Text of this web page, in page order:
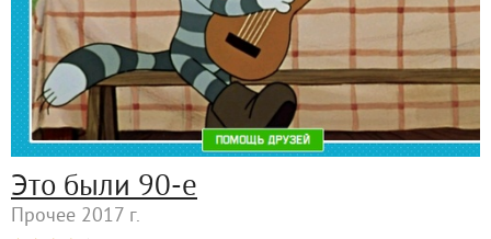
Это были 90-е
Прочее 2017 г.